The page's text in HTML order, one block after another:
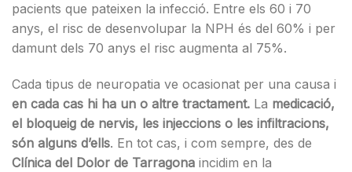
pacients que pateixen la infecció. Entre els 60 i 70
anys, el risc de desenvolupar la NPH és del 60% i per
damunt dels 70 anys el risc augmenta al 75%.
Cada tipus de neuropatia ve ocasionat per una causa i
en cada cas hi ha un o altre tractament. La medicació,
el bloqueig de nervis, les injeccions o les infiltracions,
són alguns d’ells. En tot cas, i com sempre, des de
Clínica del Dolor de Tarragona incidim en la